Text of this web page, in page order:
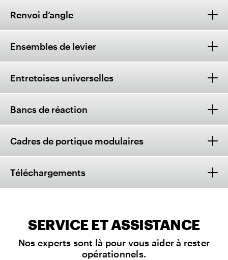
Renvoi d’angle
Ensembles de levier
Entretoises universelles
Bancs de réaction
Cadres de portique modulaires
Téléchargements
SERVICE ET ASSISTANCE
Nos experts sont là pour vous aider à rester
opérationnels.